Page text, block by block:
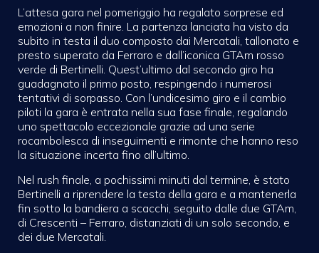
L’attesa gara nel pomeriggio ha regalato sorprese ed
emozioni a non finire. La partenza lanciata ha visto da
subito in testa il duo composto dai Mercatali, tallonato e
presto superato da Ferraro e dall’iconica GTAm rosso
verde di Bertinelli. Quest’ultimo dal secondo giro ha
guadagnato il primo posto, respingendo i numerosi
tentativi di sorpasso. Con l’undicesimo giro e il cambio
piloti la gara è entrata nella sua fase finale, regalando
uno spettacolo eccezionale grazie ad una serie
rocambolesca di inseguimenti e rimonte che hanno reso
la situazione incerta fino all’ultimo.
Nel rush finale, a pochissimi minuti dal termine, è stato
Bertinelli a riprendere la testa della gara e a mantenerla
fin sotto la bandiera a scacchi, seguito dalle due GTAm,
di Crescenti – Ferraro, distanziati di un solo secondo, e
dei due Mercatali.